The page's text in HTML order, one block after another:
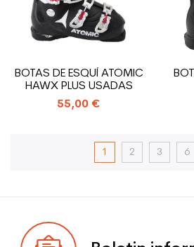
BOTAS DE ESQUÍ ATOMIC
HAWX PLUS USADAS
55,00 €
1 2 3 6